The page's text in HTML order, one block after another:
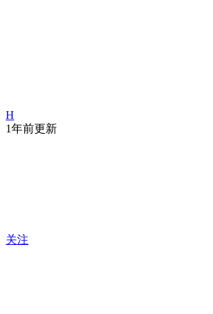
H
1年前更新
关注